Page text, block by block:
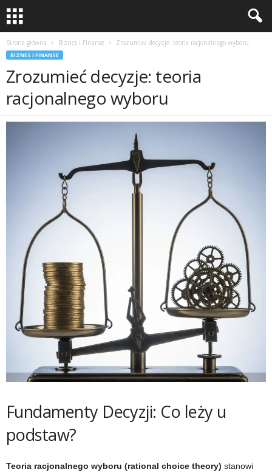
Strona główna Biznes i Finanse Zrozumieć decyzje: teoria racjonalnego wyboru
BIZNES I FINANSE
Zrozumieć decyzje: teoria
racjonalnego wyboru
Fundamenty Decyzji: Co leży u
podstaw?
Teoria racjonalnego wyboru (rational choice theory) stanowi